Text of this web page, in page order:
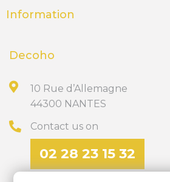
Information
Decoho
10 Rue d’Allemagne
44300 NANTES
Contact us on
02 28 23 15 32